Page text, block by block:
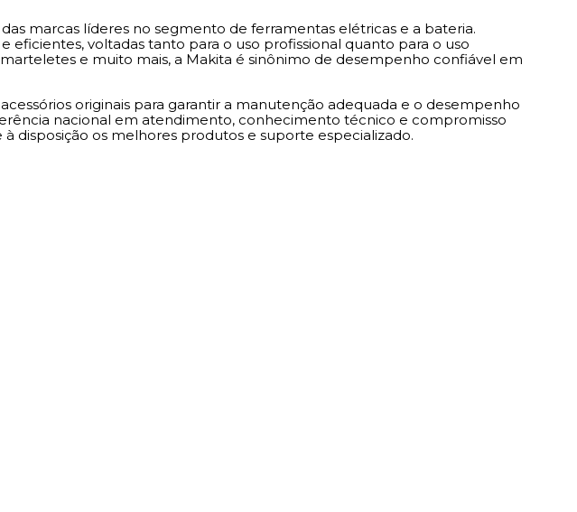
marcas líderes no segmento de ferramentas elétricas e a bateria.
eficientes, voltadas tanto para o uso profissional quanto para o uso
e muito mais, a Makita é sinônimo de desempenho confiável em
originais para garantir a manutenção adequada e o desempenho
nacional em atendimento, conhecimento técnico e compromisso
disposição os melhores produtos e suporte especializado.